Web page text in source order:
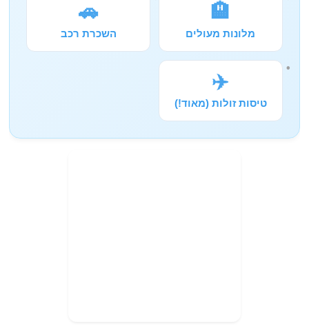
🏨
מלונות מעולים
🚗
השכרת רכב
✈️
טיסות זולות (מאוד!)